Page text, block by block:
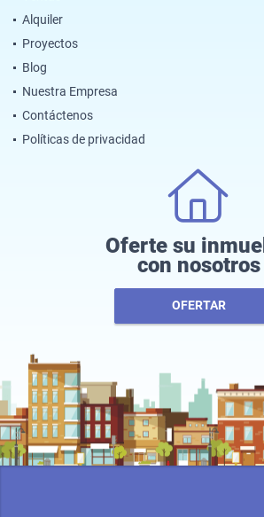
Alquiler
Proyectos
Blog
Nuestra Empresa
Contáctenos
Políticas de privacidad
Oferte su
con nosotros
OFERTAR